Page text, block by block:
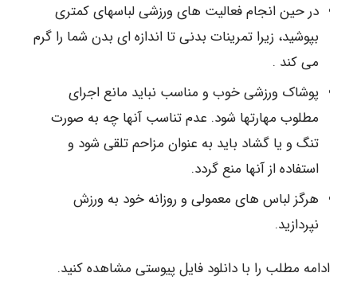
در حین انجام فعالیت های ورزشی لباسهای کمتری
بپوشید، زیرا تمرینات بدنی تا اندازه ای بدن شما را گرم
می کند .
پوشاک ورزشی خوب و مناسب نباید مانع اجرای
مطلوب مهارتها شود. عدم تناسب آنها چه به صورت
تنگ و یا گشاد باید به عنوان مزاحم تلقی شود و
استفاده از آنها منع گردد.
هرگز لباس های معمولی و روزانه خود به ورزش
نپردازید.
ادامه مطلب را با دانلود فایل پیوستی مشاهده کنید.